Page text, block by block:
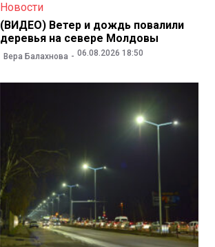
Новости
(ВИДЕО) Ветер и дождь повалили
деревья на севере Молдовы
Вера Балахнова 06.08.2026 18:50